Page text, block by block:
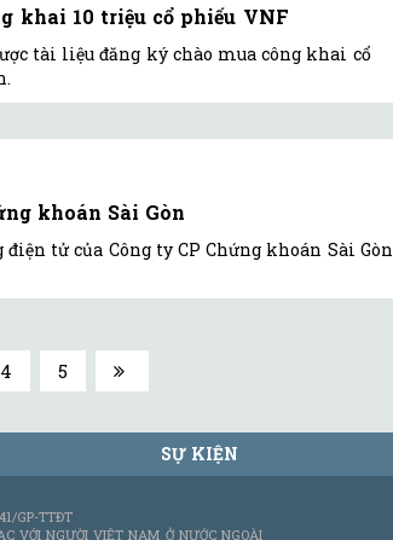
khai 10 triệu cổ phiếu VNF
tài liệu đăng ký chào mua công khai cổ
khoán Sài Gòn
tử của Công ty CP Chứng khoán Sài Gòn
4 5
SỰ KIỆN
GP-TTĐT
VỚI NGƯỜI VIỆT NAM Ở NƯỚC NGOÀI